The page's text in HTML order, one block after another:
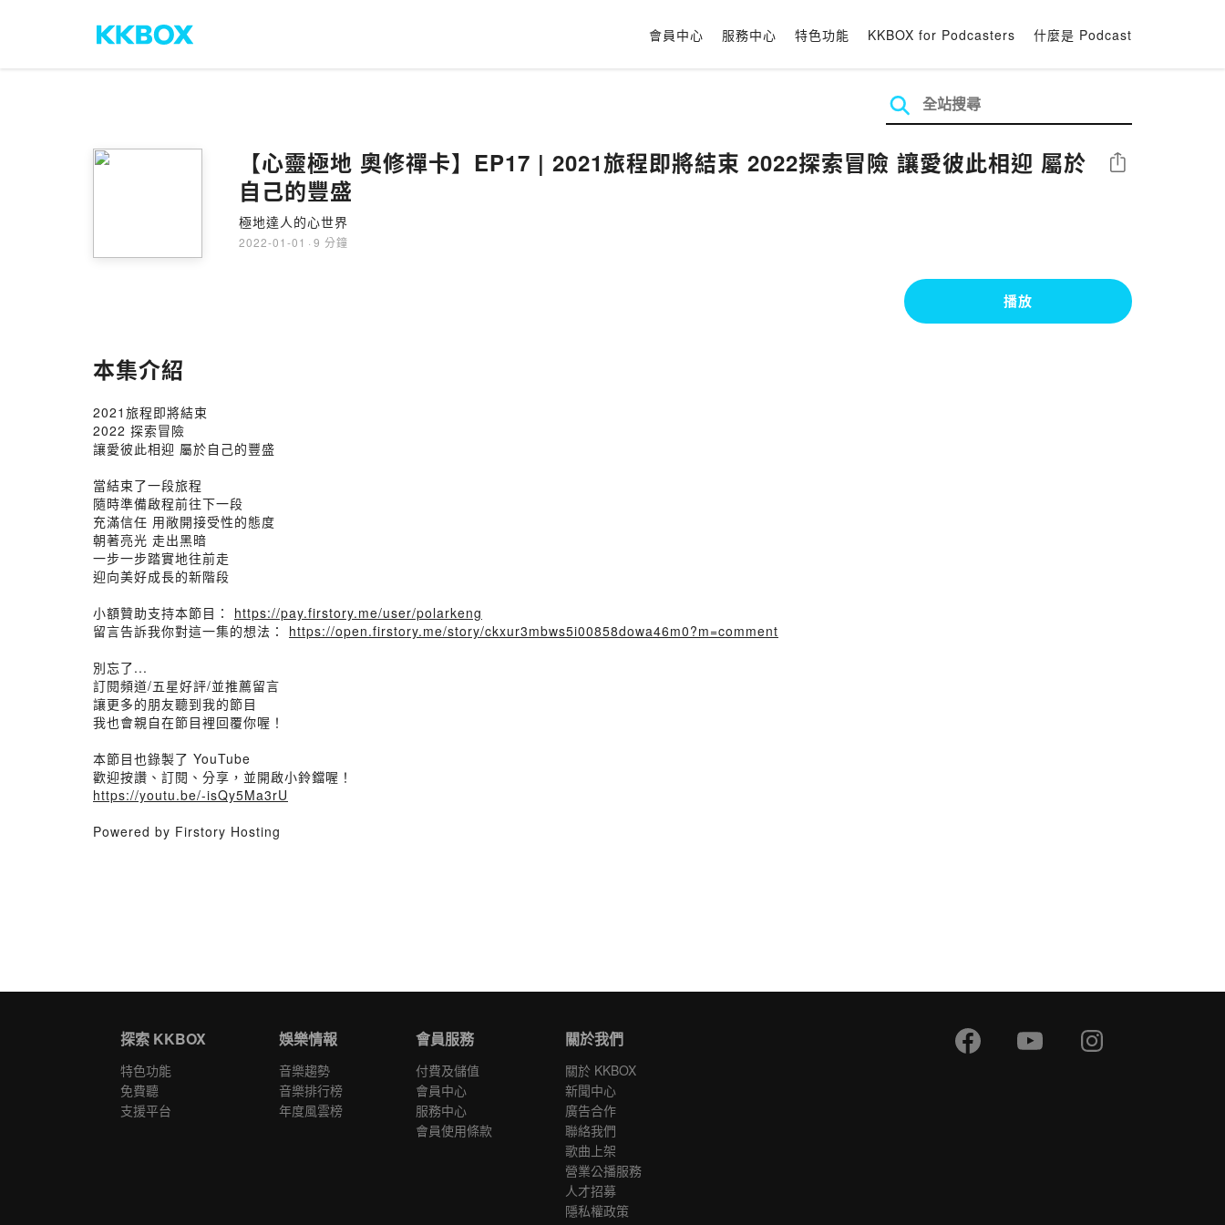
會員中心 服務中心 特色功能 KKBOX for Podcasters 什麼是 Podcast
【心靈極地 奧修禪卡】EP17 | 2021旅程即將結束 2022探索冒險 讓愛彼此相迎 屬於
自己的豐盛
極地達人的心世界
2022-01-01 · 9 分鐘
分享
播放
本集介紹
2021旅程即將結束
2022 探索冒險
讓愛彼此相迎 屬於自己的豐盛
當結束了一段旅程
隨時準備啟程前往下一段
充滿信任 用敞開接受性的態度
朝著亮光 走出黑暗
一步一步踏實地往前走
迎向美好成長的新階段
小額贊助支持本節目： https://pay.firstory.me/user/polarkeng
留言告訴我你對這一集的想法： https://open.firstory.me/story/ckxur3mbws5i00858dowa46m0?m=comment
別忘了...
訂閱頻道/五星好評/並推薦留言
讓更多的朋友聽到我的節目
我也會親自在節目裡回覆你喔！
本節目也錄製了 YouTube
歡迎按讚、訂閱、分享，並開啟小鈴鐺喔！
https://youtu.be/-isQy5Ma3rU
Powered by Firstory Hosting
探索 KKBOX
特色功能
免費聽
支援平台
娛樂情報
音樂趨勢
音樂排行榜
年度風雲榜
會員服務
付費及儲值
會員中心
服務中心
會員使用條款
關於我們
關於 KKBOX
新聞中心
廣告合作
聯絡我們
歌曲上架
營業公播服務
人才招募
隱私權政策